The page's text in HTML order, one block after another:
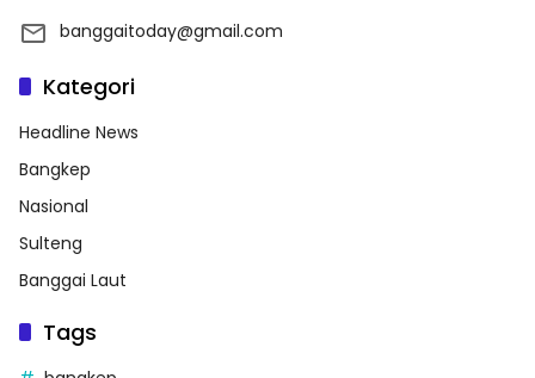
banggaitoday@gmail.com
Kategori
Headline News
Bangkep
Nasional
Sulteng
Banggai Laut
Tags